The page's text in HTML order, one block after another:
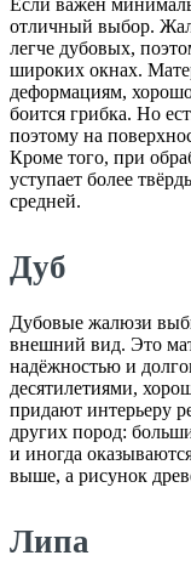
отличный выбор.
легче дубовых,
широких окнах.
деформациям,
боится грибка. Но
поэтому на
Кроме того, при
уступает более
средней.
Дуб
Дубовые жалюзи
внешний вид. Это
надёжностью и
десятилетиями,
придают интерьеру
других пород:
и иногда
выше, а рисунок
Липа